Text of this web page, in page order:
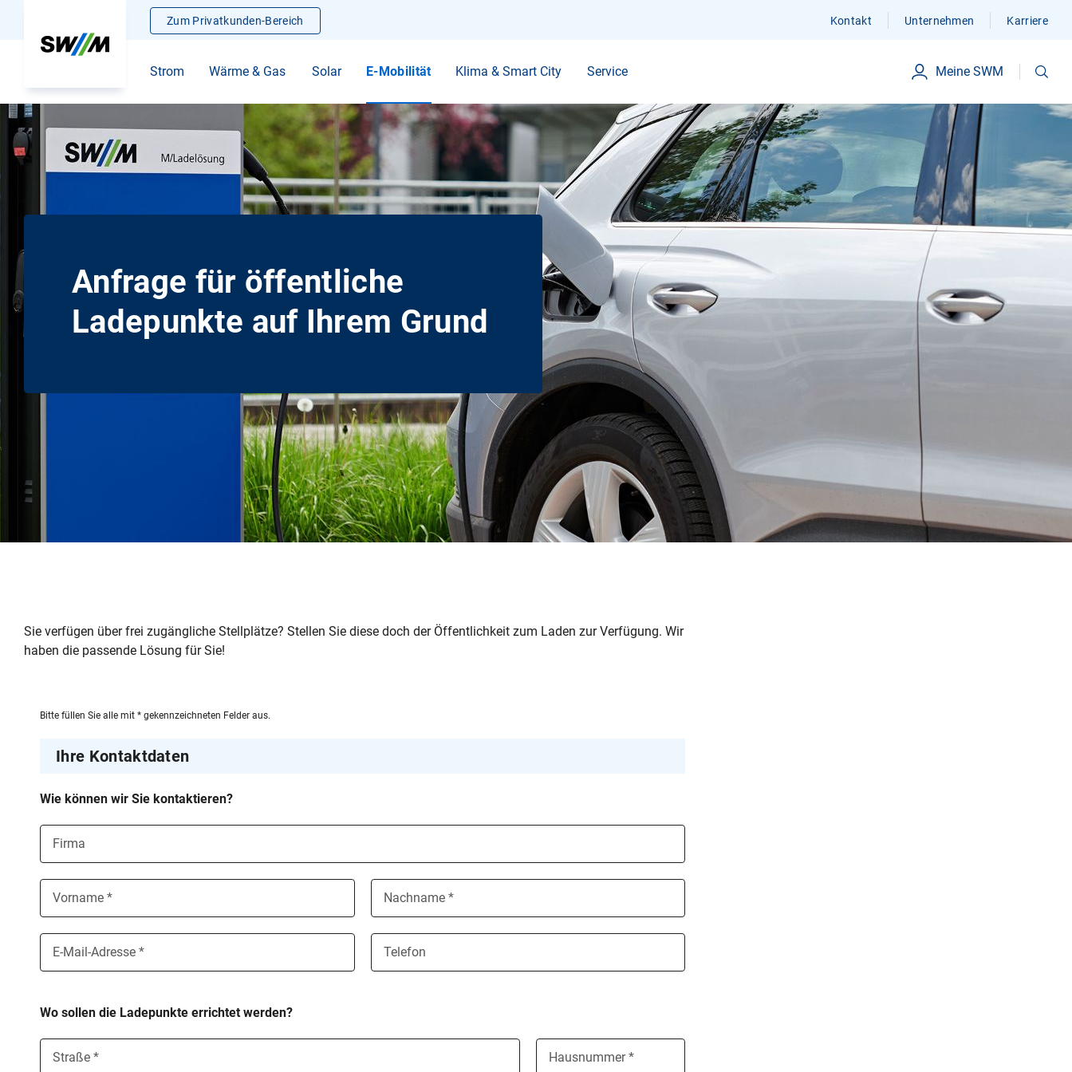
Zum Privatkunden-Bereich Kontakt Unternehmen Karriere
Strom Wärme & Gas Solar E-Mobilität Klima & Smart City Service Meine SWM
Anfrage für öffentliche
Ladepunkte auf Ihrem Grund
Sie verfügen über frei zugängliche Stellplätze? Stellen Sie diese doch der Öffentlichkeit zum Laden zur Verfügung. Wir
haben die passende Lösung für Sie!
Bitte füllen Sie alle mit * gekennzeichneten Felder aus.
Ihre Kontaktdaten
Wie können wir Sie kontaktieren?
Firma
Vorname * Nachname *
E-Mail-Adresse * Telefon
Wo sollen die Ladepunkte errichtet werden?
Straße * Hausnummer *